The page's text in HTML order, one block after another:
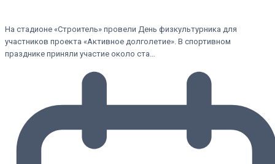
На стадионе «Строитель» провели День физкультурника для
участников проекта «Активное долголетие». В спортивном
празднике приняли участие около ста…